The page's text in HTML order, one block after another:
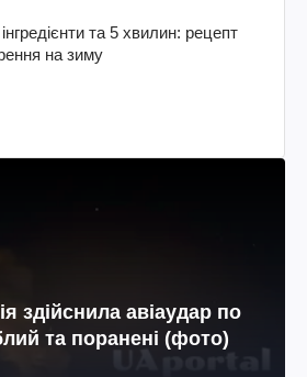
та 5 хвилин: рецепт
на зиму
здійснила авіаудар по
та поранені (фото)